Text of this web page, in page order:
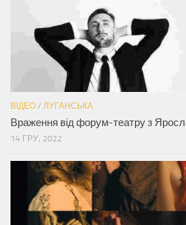
ВІДЕО / ЛУГАНСЬКА
Враження від форум-театру з
14 ГРУ, 2022